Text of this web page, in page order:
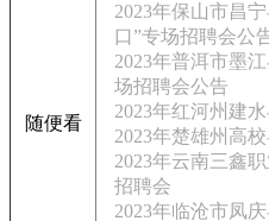
随便看
2023年保山市昌
口”专场招聘会公
2023年普洱市墨
场招聘会公告
2023年红河州建
2023年楚雄州高
2023年云南三鑫
招聘会
2023年临沧市凤